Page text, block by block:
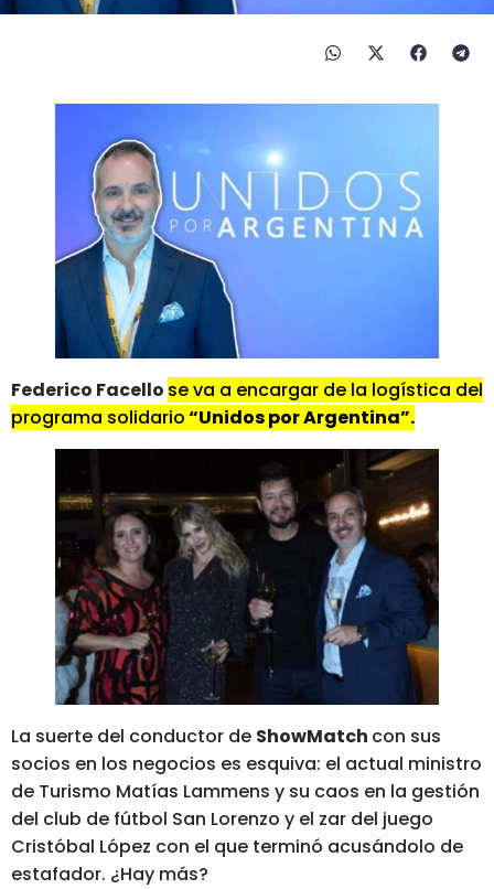
Federico Facello se va a encargar de la logística del
programa solidario“Unidos por Argentina”.
La suerte del conductor de ShowMatch con sus
socios en los negocios es esquiva: el actual ministro
de Turismo Matías Lammens y su caos en la gestión
del club de fútbol San Lorenzo y el zar del juego
Cristóbal López con el que terminó acusándolo de
estafador. ¿Hay más?